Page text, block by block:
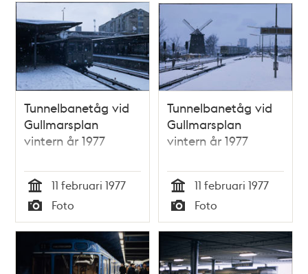
Tunnelbanetåg vid
Gullmarsplan
vintern år 1977
Tid
11 februari 1977
Typ
Foto
Tunnelbanetåg vid
Gullmarsplan
vintern år 1977
Tid
11 februari 1977
Typ
Foto